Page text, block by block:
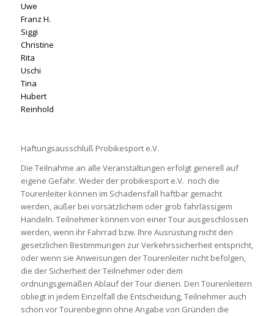
Uwe
Franz H.
Siggi
Christine
Rita
Uschi
Tina
Hubert
Reinhold
Haftungsausschluß Probikesport e.V.
Die Teilnahme an alle Veranstaltungen erfolgt generell auf
eigene Gefahr. Weder der probikesport e.V. noch die
Tourenleiter können im Schadensfall haftbar gemacht
werden, außer bei vorsätzlichem oder grob fahrlässigem
Handeln. Teilnehmer können von einer Tour ausgeschlossen
werden, wenn ihr Fahrrad bzw. Ihre Ausrüstung nicht den
gesetzlichen Bestimmungen zur Verkehrssicherheit entspricht,
oder wenn sie Anweisungen der Tourenleiter nicht befolgen,
die der Sicherheit der Teilnehmer oder dem
ordnungsgemäßen Ablauf der Tour dienen. Den Tourenleitern
obliegt in jedem Einzelfall die Entscheidung, Teilnehmer auch
schon vor Tourenbeginn ohne Angabe von Gründen die